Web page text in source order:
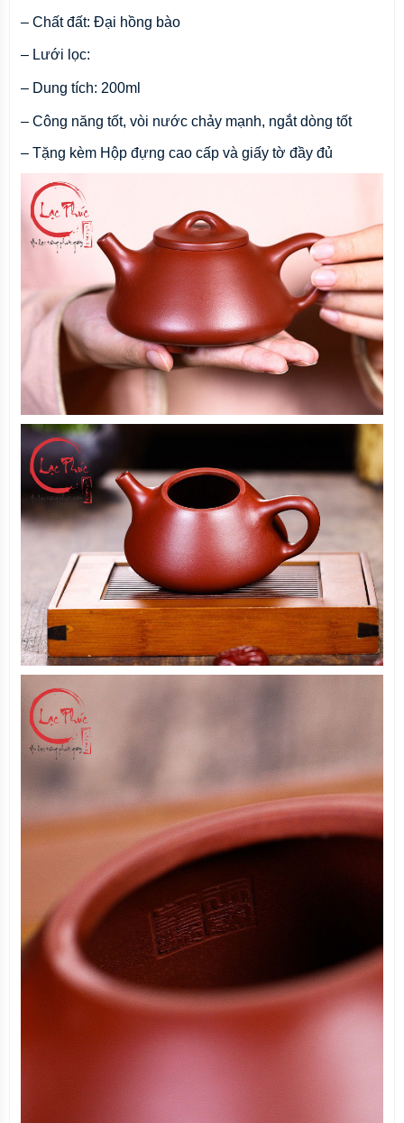
– Chất đất: Đại hồng bào
– Lưới lọc:
– Dung tích: 200ml
– Công năng tốt, vòi nước chảy mạnh, ngắt dòng tốt
– Tặng kèm Hộp đựng cao cấp và giấy tờ đầy đủ